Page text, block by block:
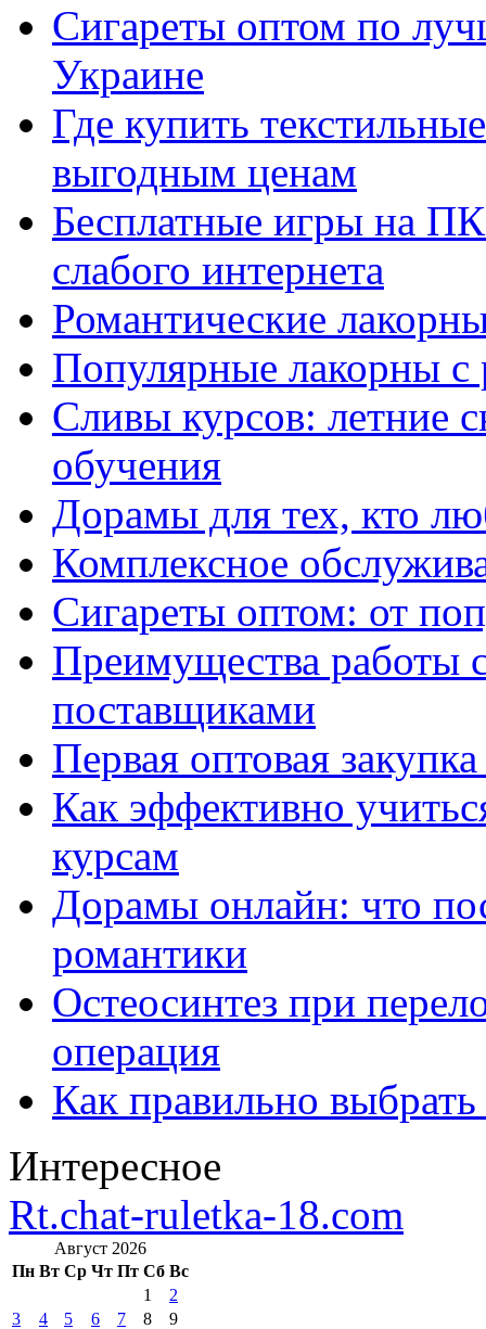
Сигареты оптом по
Украине
Где купить
выгодным ценам
Бесплатные игры на
слабого интернета
Романтические
Популярные лакорны с
Сливы курсов: летние
обучения
Дорамы для тех, кто
Комплексное
Сигареты оптом: от
Преимущества работы
поставщиками
Первая оптовая
Как эффективно
курсам
Дорамы онлайн: что
романтики
Остеосинтез при
операция
Как правильно
Интересное
Rt.chat-ruletka-18.com
Август 2026
Пн Вт Ср Чт Пт Сб Вс
1
2
3
4 5 6 7 8
9